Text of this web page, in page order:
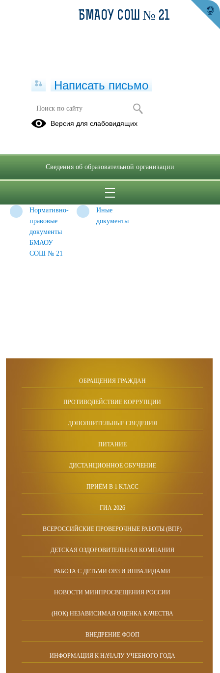
ФУНКЦИОНАЛЬНАЯ
ГРАМОТНОСТЬ
уровня
документы
Нормативно-
правовые
документы
БМАОУ
СОШ № 21
Иные
документы
ОБРАЩЕНИЯ ГРАЖДАН
ПРОТИВОДЕЙСТВИЕ КОРРУПЦИИ
ДОПОЛНИТЕЛЬНЫЕ СВЕДЕНИЯ
ПИТАНИЕ
ДИСТАНЦИОННОЕ ОБУЧЕНИЕ
ПРИЁМ В 1 КЛАСС
ГИА 2026
ВСЕРОССИЙСКИЕ ПРОВЕРОЧНЫЕ РАБОТЫ (ВПР)
ДЕТСКАЯ ОЗДОРОВИТЕЛЬНАЯ КОМПАНИЯ
РАБОТА С ДЕТЬМИ ОВЗ И ИНВАЛИДАМИ
НОВОСТИ МИНПРОСВЕЩЕНИЯ РОССИИ
(НОК) НЕЗАВИСИМАЯ ОЦЕНКА КАЧЕСТВА
ВНЕДРЕНИЕ ФООП
ИНФОРМАЦИЯ К НАЧАЛУ УЧЕБНОГО ГОДА
БМАОУ СОШ № 21
Написать письмо
Версия для слабовидящих
Сведения об образовательной организации